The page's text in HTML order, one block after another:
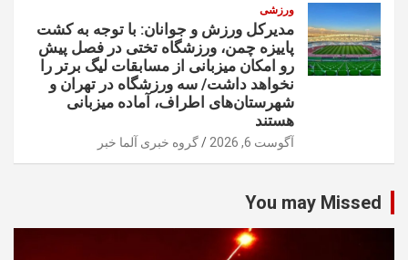
ورزشی
مدیرکل ورزش و جوانان: با توجه به کشت
پاییزه چمن، ورزشگاه تختی در فصل پیش
رو امکان میزبانی از مسابقات لیگ برتر را
نخواهد داشت/ سه ورزشگاه در تهران و
شهرستان‌های اطراف، آماده میزبانی
هستند
آگوست 6, 2026 گروه خبری آلما خبر
You may Missed